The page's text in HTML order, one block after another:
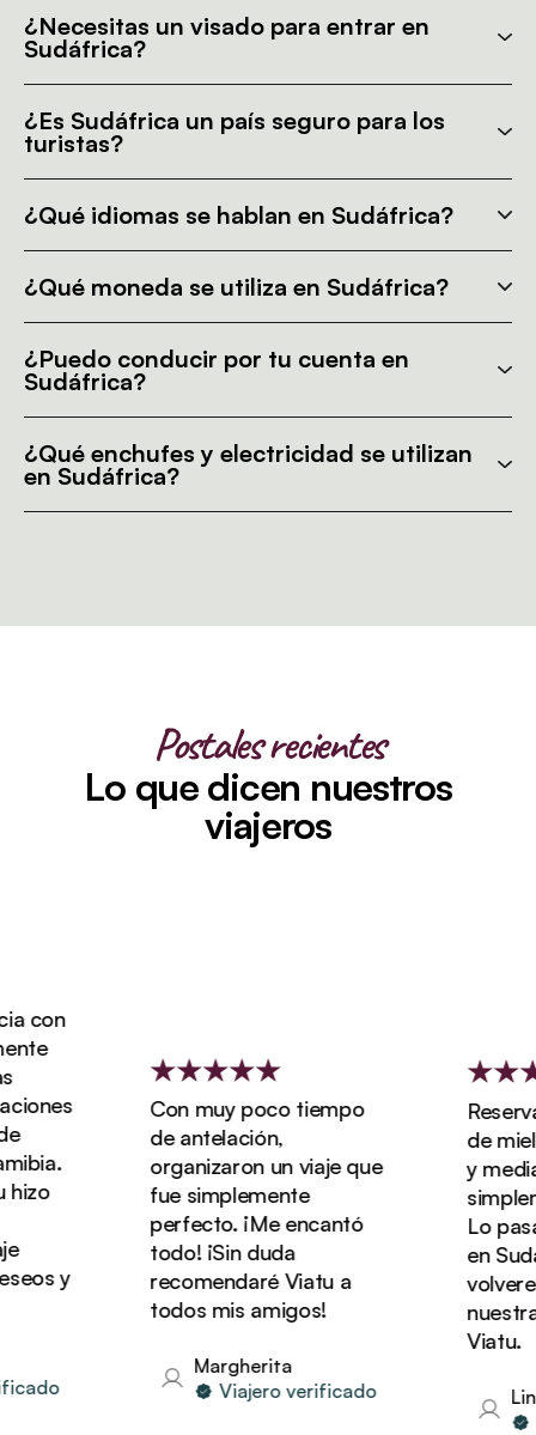
¿Necesitas un visado para entrar en
Sudáfrica?
¿Es Sudáfrica un país seguro para los
turistas?
¿Qué idiomas se hablan en Sudáfrica?
¿Qué moneda se utiliza en Sudáfrica?
¿Puedo conducir por tu cuenta en
Sudáfrica?
¿Qué enchufes y electricidad se utilizan
en Sudáfrica?
Postales recientes
Lo que dicen nuestros
viajeros
con
y
Con muy poco tiempo
de antelación,
organizaron un viaje que
fue simplemente
perfecto. ¡Me encantó
todo! ¡Sin duda
recomendaré Viatu a
todos mis amigos!
Margherita
Viajero verificado
de miel
y media
Lo
en
Viatu.